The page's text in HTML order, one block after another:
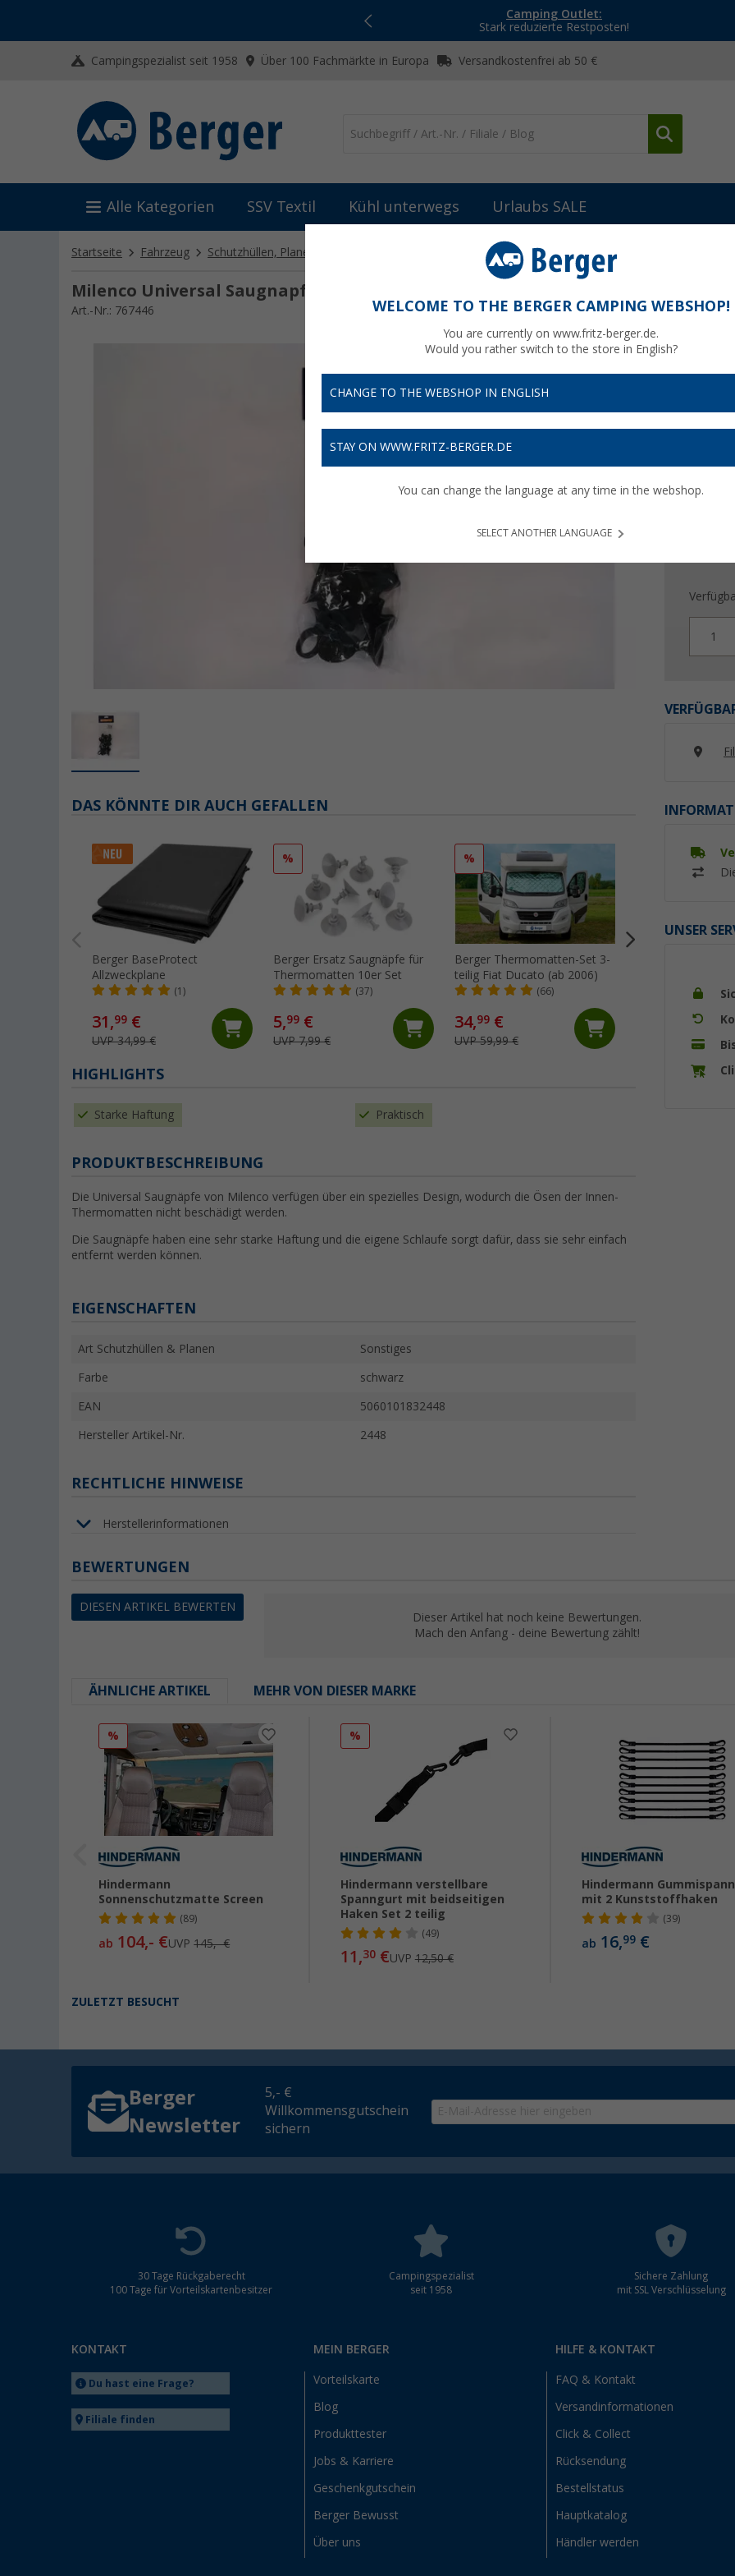
Camping Outlet:
Stark reduzierte Restposten!
Campingspezialist seit 1958 Über 100 Fachmärkte in Europa Versandkostenfrei ab 50 €
Alle Kategorien SSV Textil Kühl unterwegs Urlaubs SALE
Startseite Fahrzeug Schutzhüllen, Planen & Isolierung sonstige Schutzhüllen & Zubehör Milenco Universal
Milenco Universal Saugnapf Set schwarz
Art.-Nr.: 767446
13,
Bis zu
1
UNSER
DAS KÖNNTE DIR AUCH GEFALLEN
Berger BaseProtect
Allzweckplane
(1)
31,99 €
UVP 34,99 €
%
Berger Ersatz Saugnäpfe für
Thermomatten 10er Set
(37)
5,99 €
UVP 7,99 €
%
Berger Thermomatten-Set 3-
teilig Fiat Ducato (ab 2006)
(66)
34,99 €
UVP 59,99 €
Ducato Typ 250
UVP 135,- €
HIGHLIGHTS
Starke Haftung Praktisch
PRODUKTBESCHREIBUNG
Die Universal Saugnäpfe von Milenco verfügen über ein spezielles Design, wodurch die Ösen der Innen-
Thermomatten nicht beschädigt werden.
Die Saugnäpfe haben eine sehr starke Haftung und die eigene Schlaufe sorgt dafür, dass sie sehr einfach
entfernt werden können.
EIGENSCHAFTEN
Art Schutzhüllen & Planen Sonstiges
Farbe schwarz
EAN 5060101832448
Hersteller Artikel-Nr. 2448
RECHTLICHE HINWEISE
Herstellerinformationen
BEWERTUNGEN
DIESEN ARTIKEL BEWERTEN
Dieser Artikel hat noch keine Bewertungen.
Mach den Anfang - deine Bewertung zählt!
ÄHNLICHE ARTIKEL MEHR VON DIESER MARKE
%
Hindermann
Sonnenschutzmatte Screen
(89)
ab 104,- €UVP145,- €
%
Hindermann verstellbare
Spanngurt mit beidseitigen
Haken Set 2 teilig
(49)
11,30€UVP 12,50 €
Hindermann
mit 2 Kunststoffhaken
(39)
ab 16,99 €
ZULETZT BESUCHT
Berger
Newsletter
5,- €
Willkommensgutschein
sichern
30 Tage Rückgaberecht
100 Tage für Vorteilskartenbesitzer
Campingspezialist
seit 1958
Sichere Zahlung
mit SSL Verschlüsselung
KONTAKT
Du hast eine Frage?
Filiale finden
MEIN BERGER
Vorteilskarte
Blog
Produkttester
Jobs & Karriere
Geschenkgutschein
Berger Bewusst
Über uns
HILFE & KONTAKT
FAQ & Kontakt
Versandinformationen
Click & Collect
Rücksendung
Bestellstatus
Hauptkatalog
Händler werden
WELCOME TO THE BERGER CAMPING WEBSHOP!
You are currently on www.fritz-berger.de.
Would you rather switch to the store in English?
CHANGE TO THE WEBSHOP IN ENGLISH
STAY ON WWW.FRITZ-BERGER.DE
You can change the language at any time in the webshop.
SELECT ANOTHER LANGUAGE